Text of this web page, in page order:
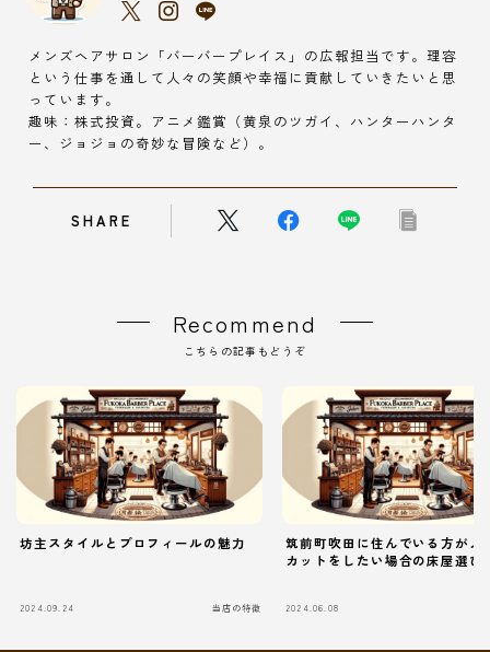
メンズヘアサロン「バーバープレイス」の広報担当です。理容
という仕事を通して人々の笑顔や幸福に貢献していきたいと思
っています。
趣味：株式投資。アニメ鑑賞（黄泉のツガイ、ハンターハンタ
ー、ジョジョの奇妙な冒険など）。
SHARE
Recommend
こちらの記事もどうぞ
坊主スタイルとプロフィールの魅力
2024.09.24 当店の特徴
筑前町吹田に住んでいる方がメ
カットをしたい場合の床屋選び
2024.06.08